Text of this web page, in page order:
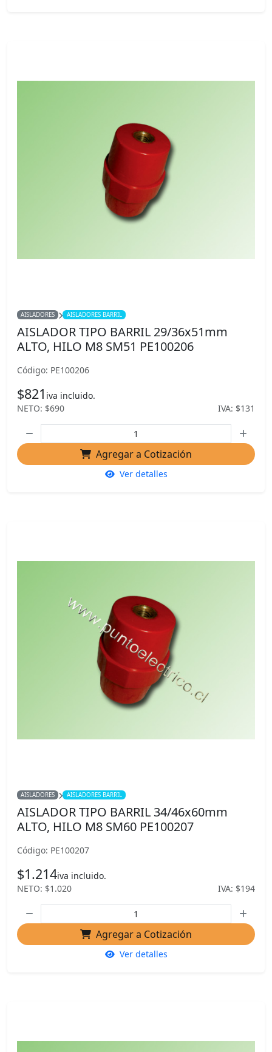
AISLADORES AISLADORES BARRIL
AISLADOR TIPO BARRIL 29/36x51mm
ALTO, HILO M8 SM51 PE100206
Código: PE100206
$821 iva incluido.
NETO: $690
IVA: $131
Agregar a Cotización
Ver detalles
AISLADORES AISLADORES BARRIL
AISLADOR TIPO BARRIL 34/46x60mm
ALTO, HILO M8 SM60 PE100207
Código: PE100207
$1.214iva incluido.
NETO: $1.020
IVA: $194
Agregar a Cotización
Ver detalles